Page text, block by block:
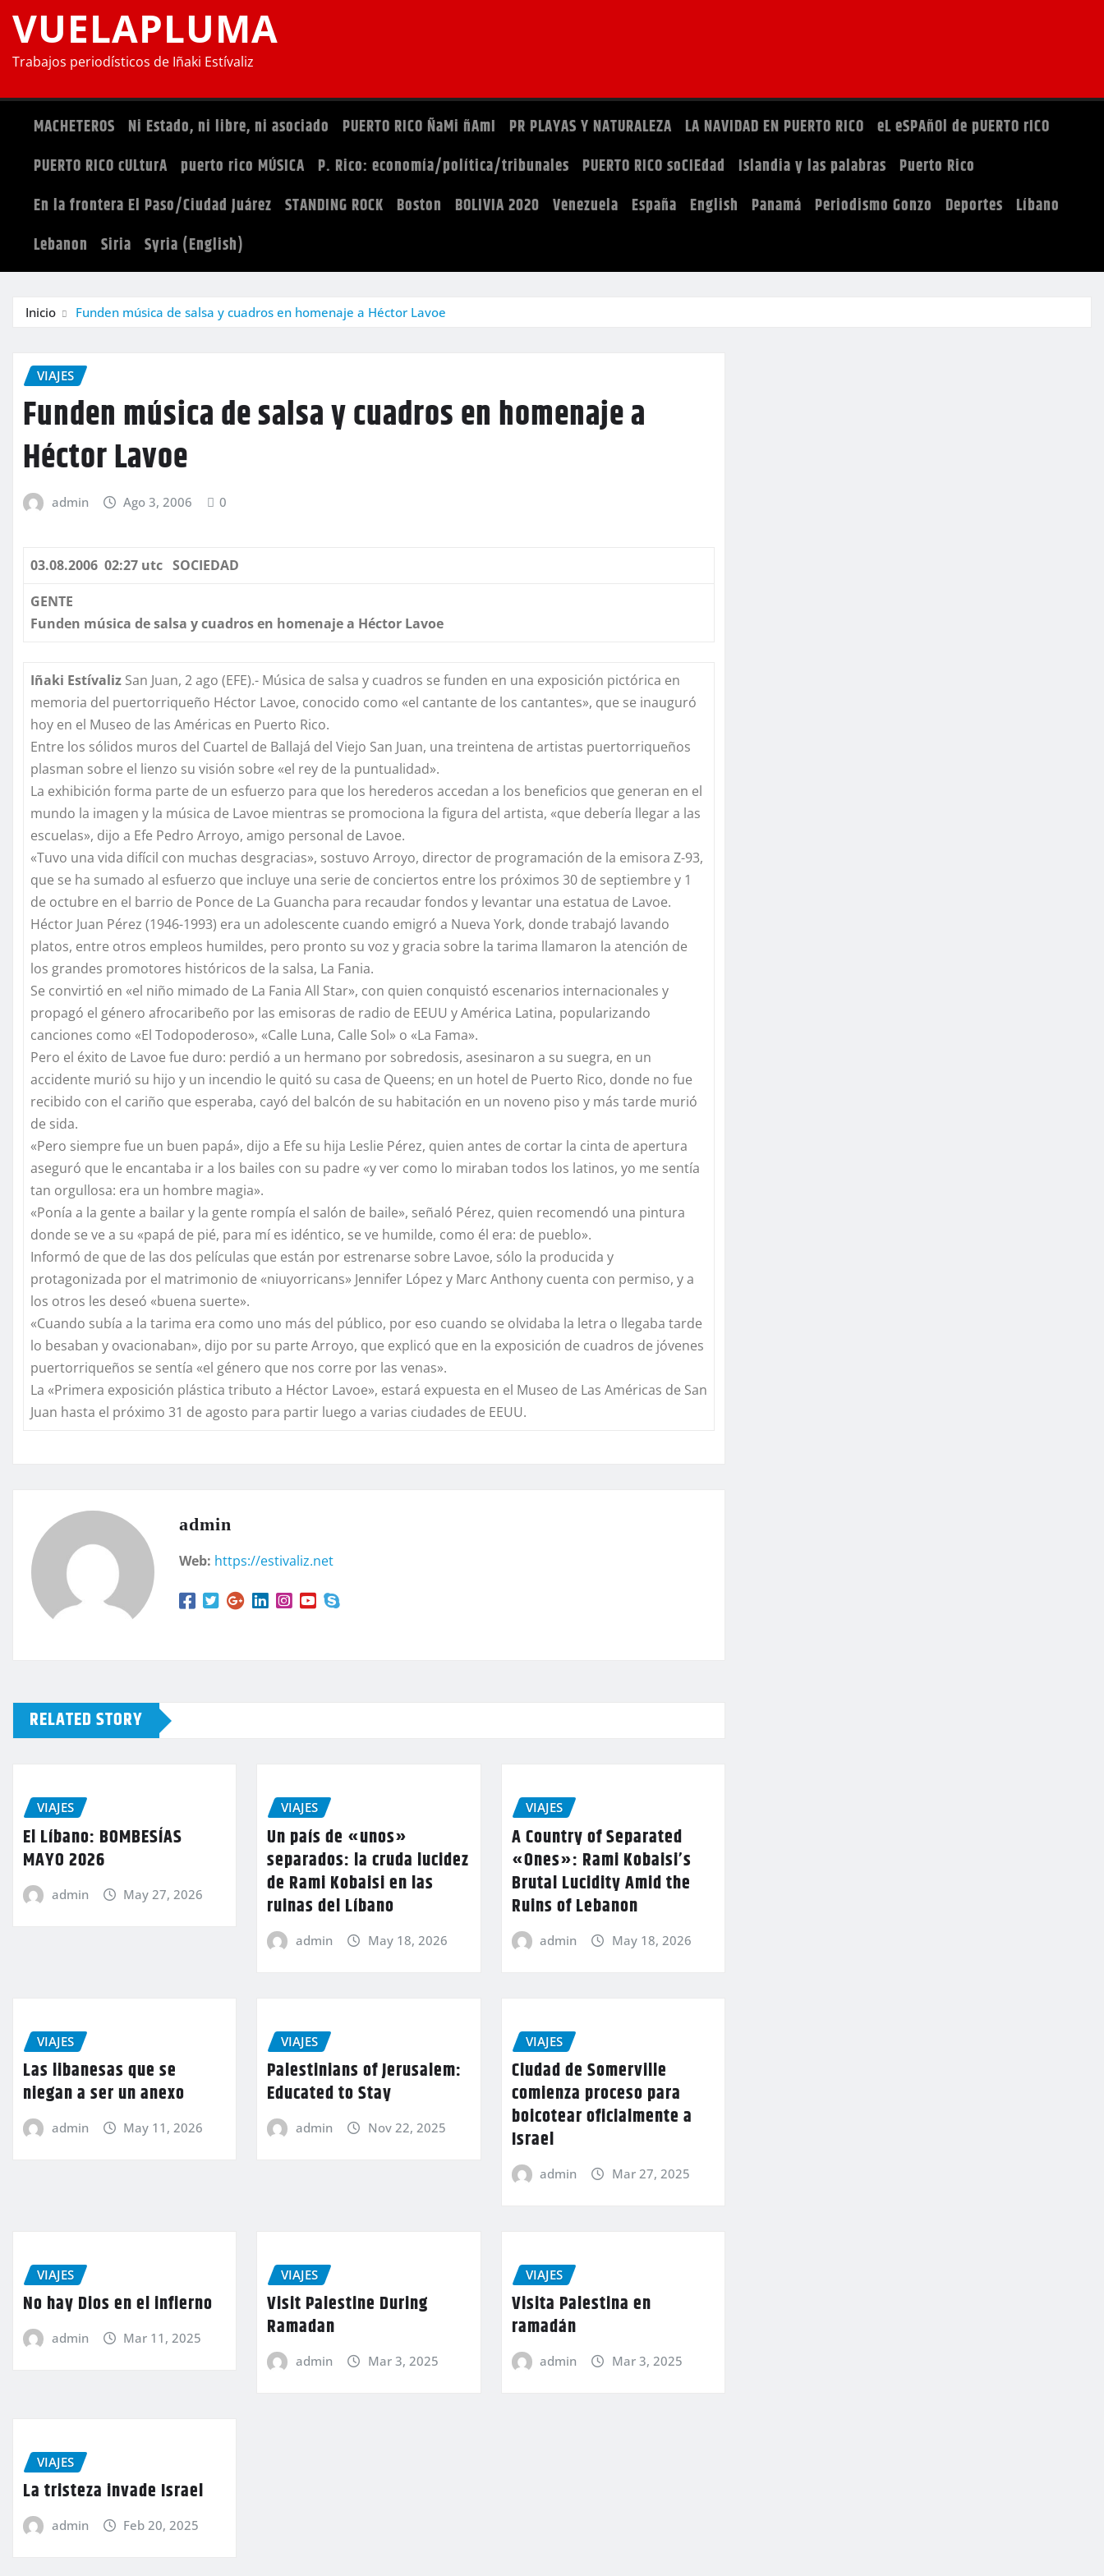
VUELAPLUMA
Trabajos periodísticos de Iñaki Estívaliz
MACHETEROS Ni Estado, ni libre, ni asociado PUERTO RICO ÑaMi ñAmI PR PLAYAS Y NATURALEZA LA NAVIDAD EN PUERTO RICO eL eSPAñOl de pUERTO rICO
PUERTO RICO cULturA
puerto rico MÚSICA P. Rico: economía/política/tribunales PUERTO RICO soCIEdad Islandia y las palabras
Puerto Rico
En la frontera El Paso/Ciudad Juárez STANDING ROCK Boston BOLIVIA 2020 Venezuela España English Panamá Periodismo Gonzo Deportes
Líbano
Lebanon
Siria Syria (English)
Inicio Funden música de salsa y cuadros en homenaje a Héctor Lavoe
VIAJES
Funden música de salsa y cuadros en homenaje a
Héctor Lavoe
admin Ago 3, 2006 0
03.08.2006 02:27 utc SOCIEDAD
GENTE
Funden música de salsa y cuadros en homenaje a Héctor Lavoe
Iñaki Estívaliz San Juan, 2 ago (EFE).- Música de salsa y cuadros se funden en una exposición pictórica en
memoria del puertorriqueño Héctor Lavoe, conocido como «el cantante de los cantantes», que se inauguró
hoy en el Museo de las Américas en Puerto Rico.
Entre los sólidos muros del Cuartel de Ballajá del Viejo San Juan, una treintena de artistas puertorriqueños
plasman sobre el lienzo su visión sobre «el rey de la puntualidad».
La exhibición forma parte de un esfuerzo para que los herederos accedan a los beneficios que generan en el
mundo la imagen y la música de Lavoe mientras se promociona la figura del artista, «que debería llegar a las
escuelas», dijo a Efe Pedro Arroyo, amigo personal de Lavoe.
«Tuvo una vida difícil con muchas desgracias», sostuvo Arroyo, director de programación de la emisora Z-93,
que se ha sumado al esfuerzo que incluye una serie de conciertos entre los próximos 30 de septiembre y 1
de octubre en el barrio de Ponce de La Guancha para recaudar fondos y levantar una estatua de Lavoe.
Héctor Juan Pérez (1946-1993) era un adolescente cuando emigró a Nueva York, donde trabajó lavando
platos, entre otros empleos humildes, pero pronto su voz y gracia sobre la tarima llamaron la atención de
los grandes promotores históricos de la salsa, La Fania.
Se convirtió en «el niño mimado de La Fania All Star», con quien conquistó escenarios internacionales y
propagó el género afrocaribeño por las emisoras de radio de EEUU y América Latina, popularizando
canciones como «El Todopoderoso», «Calle Luna, Calle Sol» o «La Fama».
Pero el éxito de Lavoe fue duro: perdió a un hermano por sobredosis, asesinaron a su suegra, en un
accidente murió su hijo y un incendio le quitó su casa de Queens; en un hotel de Puerto Rico, donde no fue
recibido con el cariño que esperaba, cayó del balcón de su habitación en un noveno piso y más tarde murió
de sida.
«Pero siempre fue un buen papá», dijo a Efe su hija Leslie Pérez, quien antes de cortar la cinta de apertura
aseguró que le encantaba ir a los bailes con su padre «y ver como lo miraban todos los latinos, yo me sentía
tan orgullosa: era un hombre magia».
«Ponía a la gente a bailar y la gente rompía el salón de baile», señaló Pérez, quien recomendó una pintura
donde se ve a su «papá de pié, para mí es idéntico, se ve humilde, como él era: de pueblo».
Informó de que de las dos películas que están por estrenarse sobre Lavoe, sólo la producida y
protagonizada por el matrimonio de «niuyorricans» Jennifer López y Marc Anthony cuenta con permiso, y a
los otros les deseó «buena suerte».
«Cuando subía a la tarima era como uno más del público, por eso cuando se olvidaba la letra o llegaba tarde
lo besaban y ovacionaban», dijo por su parte Arroyo, que explicó que en la exposición de cuadros de jóvenes
puertorriqueños se sentía «el género que nos corre por las venas».
La «Primera exposición plástica tributo a Héctor Lavoe», estará expuesta en el Museo de Las Américas de San
Juan hasta el próximo 31 de agosto para partir luego a varias ciudades de EEUU.
admin
Web: https://estivaliz.net
RELATED STORY
VIAJES
El Líbano: BOMBESÍAS
MAYO 2026
admin May 27, 2026
VIAJES
Un país de «unos»
separados: la cruda lucidez
de Rami Kobaisi en las
ruinas del Líbano
admin May 18, 2026
VIAJES
A Country of Separated
«Ones»: Rami Kobaisi’s
Brutal Lucidity Amid the
Ruins of Lebanon
admin May 18, 2026
VIAJES
Las libanesas que se
niegan a ser un anexo
admin May 11, 2026
VIAJES
Palestinians of Jerusalem:
Educated to Stay
admin Nov 22, 2025
VIAJES
Ciudad de Somerville
comienza proceso para
boicotear oficialmente a
Israel
admin Mar 27, 2025
VIAJES
No hay Dios en el infierno
admin Mar 11, 2025
VIAJES
Visit Palestine During
Ramadan
admin Mar 3, 2025
VIAJES
Visita Palestina en
ramadán
admin Mar 3, 2025
VIAJES
La tristeza invade Israel
admin Feb 20, 2025